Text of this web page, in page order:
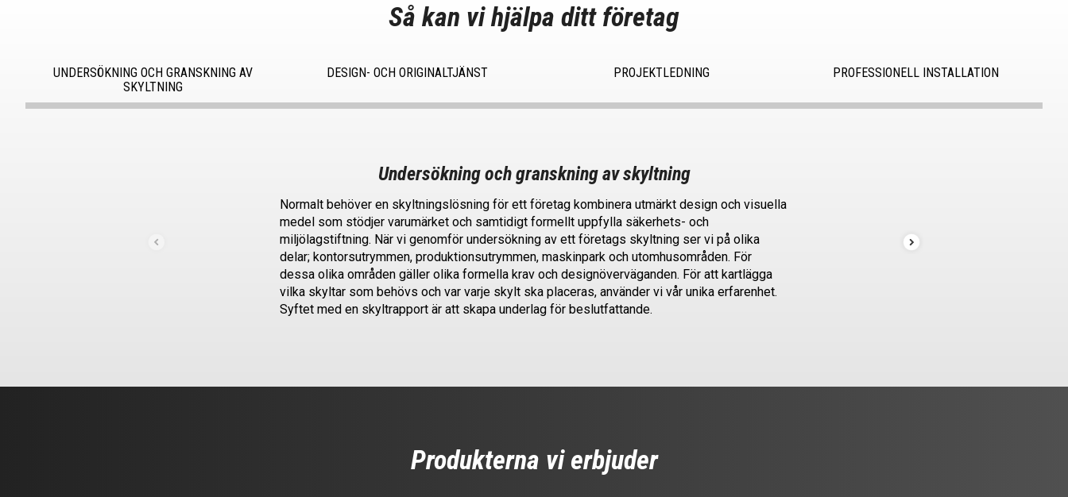
Så kan vi hjälpa ditt företag
UNDERSÖKNING OCH GRANSKNING AV
SKYLTNING
DESIGN- OCH ORIGINALTJÄNST PROJEKTLEDNING PROFESSIONELL INSTALLATION
Undersökning och granskning av skyltning
Normalt behöver en skyltningslösning för ett företag kombinera utmärkt design och visuella
medel som stödjer varumärket och samtidigt formellt uppfylla säkerhets- och
miljölagstiftning. När vi genomför undersökning av ett företags skyltning ser vi på olika
delar; kontorsutrymmen, produktionsutrymmen, maskinpark och utomhusområden. För
dessa olika områden gäller olika formella krav och designöverväganden. För att kartlägga
vilka skyltar som behövs och var varje skylt ska placeras, använder vi vår unika erfarenhet.
Syftet med en skyltrapport är att skapa underlag för beslutfattande.
Produkterna vi erbjuder